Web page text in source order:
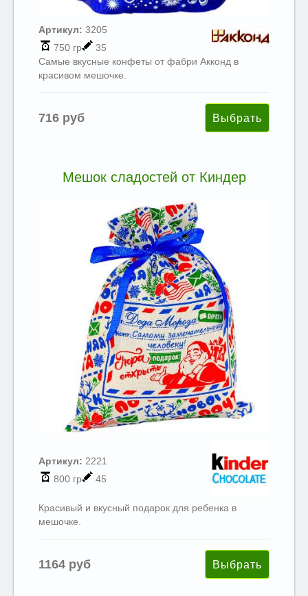
Артикул: 3205
750 гр
35
Самые вкусные конфеты от фабри Акконд в
красивом мешочке.
716 руб
Мешок сладостей от Киндер
Артикул: 2221
800 гр
45
Красивый и вкусный подарок для ребенка в
мешочке.
1164 руб